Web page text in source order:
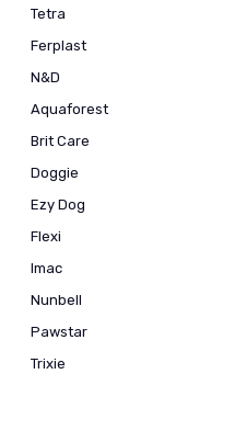
Tetra
Ferplast
N&D
Aquaforest
Brit Care
Doggie
Ezy Dog
Flexi
Imac
Nunbell
Pawstar
Trixie